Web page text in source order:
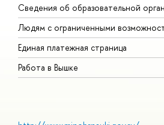
Сведения об образовательной
Людям с ограниченными
Единая платежная страница
Работа в Вышке